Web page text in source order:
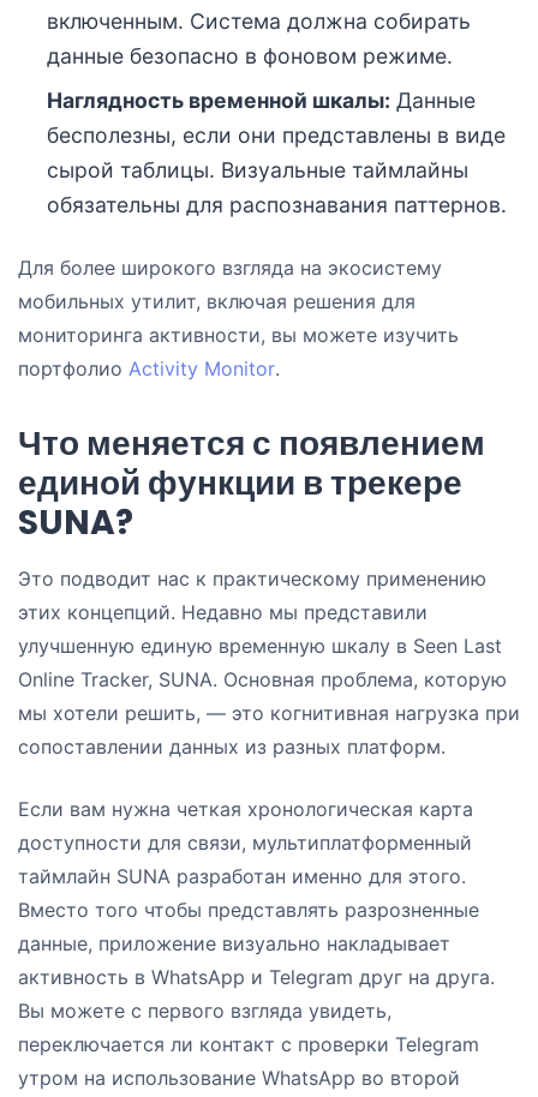
включенным. Система должна собирать
данные безопасно в фоновом режиме.
Наглядность временной шкалы: Данные
бесполезны, если они представлены в виде
сырой таблицы. Визуальные таймлайны
обязательны для распознавания паттернов.
Для более широкого взгляда на экосистему
мобильных утилит, включая решения для
мониторинга активности, вы можете изучить
портфолио Activity Monitor.
Что меняется с появлением
единой функции в трекере
SUNA?
Это подводит нас к практическому применению
этих концепций. Недавно мы представили
улучшенную единую временную шкалу в Seen Last
Online Tracker, SUNA. Основная проблема, которую
мы хотели решить, — это когнитивная нагрузка при
сопоставлении данных из разных платформ.
Если вам нужна четкая хронологическая карта
доступности для связи, мультиплатформенный
таймлайн SUNA разработан именно для этого.
Вместо того чтобы представлять разрозненные
данные, приложение визуально накладывает
активность в WhatsApp и Telegram друг на друга.
Вы можете с первого взгляда увидеть,
переключается ли контакт с проверки Telegram
утром на использование WhatsApp во второй